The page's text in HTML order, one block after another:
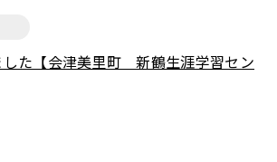
した【会津美里町 新鶴生涯学習セン